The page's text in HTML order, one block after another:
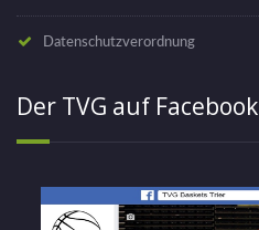
Datenschutzverordnung
Der TVG auf Facebook